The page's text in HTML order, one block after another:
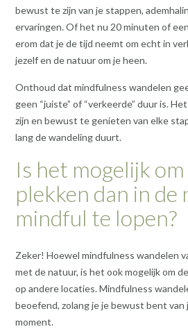
bewust te zijn van je stappen,
ervaringen. Of het nu 20 minuten of
erom dat je de tijd neemt om echt in
jezelf en de natuur om je heen.
Onthoud dat mindfulness wandelen
geen “juiste” of “verkeerde” duur is.
zijn en bewust te genieten van elke
lang de wandeling duurt.
Is het mogelijk
plekken dan in de
mindful te lopen?
Zeker! Hoewel mindfulness wandelen
met de natuur, is het ook mogelijk om
op andere locaties. Mindfulness
beoefend, zolang je je bewust bent van
moment.